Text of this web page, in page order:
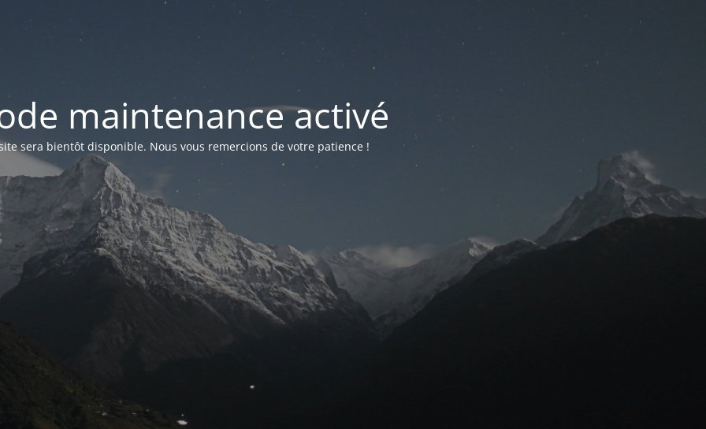
maintenance activé
sera bientôt disponible. Nous vous remercions de votre patience !